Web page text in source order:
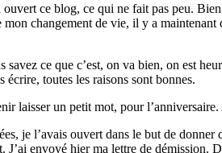
ce blog, ce qui ne fait pas peu.
mon changement de vie, il y a
savez ce que c’est, on va bien, on est
écrire, toutes les raisons sont bonnes.
laisser un petit mot, pour
je l’avais ouvert dans le but de
J’ai envoyé hier ma lettre de